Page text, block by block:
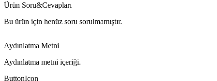
Ürün Soru&Cevapları
Bu ürün için henüz soru sorulmamıştır.
Aydınlatma Metni
Aydınlatma metni içeriği.
ButtonIcon